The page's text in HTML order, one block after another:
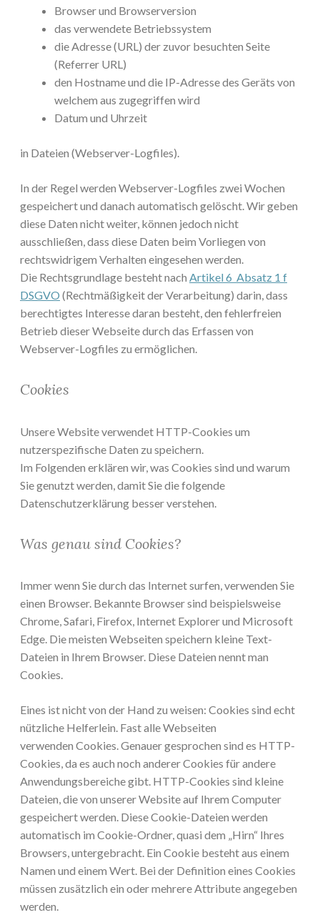
Browser und Browserversion
das verwendete Betriebssystem
die Adresse (URL) der zuvor besuchten Seite
(Referrer URL)
den Hostname und die IP-Adresse des Geräts von
welchem aus zugegriffen wird
Datum und Uhrzeit
in Dateien (Webserver-Logfiles).
In der Regel werden Webserver-Logfiles zwei Wochen
gespeichert und danach automatisch gelöscht. Wir geben
diese Daten nicht weiter, können jedoch nicht
ausschließen, dass diese Daten beim Vorliegen von
rechtswidrigem Verhalten eingesehen werden.
Die Rechtsgrundlage besteht nach Artikel 6 Absatz 1 f
DSGVO (Rechtmäßigkeit der Verarbeitung) darin, dass
berechtigtes Interesse daran besteht, den fehlerfreien
Betrieb dieser Webseite durch das Erfassen von
Webserver-Logfiles zu ermöglichen.
Cookies
Unsere Website verwendet HTTP-Cookies um
nutzerspezifische Daten zu speichern.
Im Folgenden erklären wir, was Cookies sind und warum
Sie genutzt werden, damit Sie die folgende
Datenschutzerklärung besser verstehen.
Was genau sind Cookies?
Immer wenn Sie durch das Internet surfen, verwenden Sie
einen Browser. Bekannte Browser sind beispielsweise
Chrome, Safari, Firefox, Internet Explorer und Microsoft
Edge. Die meisten Webseiten speichern kleine Text-
Dateien in Ihrem Browser. Diese Dateien nennt man
Cookies.
Eines ist nicht von der Hand zu weisen: Cookies sind echt
nützliche Helferlein. Fast alle Webseiten
verwenden Cookies. Genauer gesprochen sind es HTTP-
Cookies, da es auch noch anderer Cookies für andere
Anwendungsbereiche gibt. HTTP-Cookies sind kleine
Dateien, die von unserer Website auf Ihrem Computer
gespeichert werden. Diese Cookie-Dateien werden
automatisch im Cookie-Ordner, quasi dem „Hirn“ Ihres
Browsers, untergebracht. Ein Cookie besteht aus einem
Namen und einem Wert. Bei der Definition eines Cookies
müssen zusätzlich ein oder mehrere Attribute angegeben
werden.